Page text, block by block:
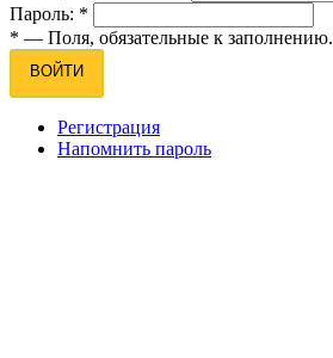
Пароль: *
* — Поля, обязательные к заполнению.
ВОЙТИ
Регистрация
Напомнить пароль